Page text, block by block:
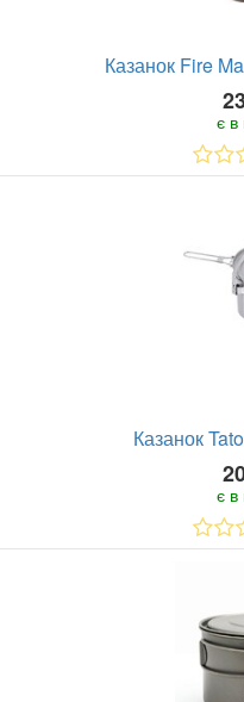
Казанок Fire
є в
Казанок
є в